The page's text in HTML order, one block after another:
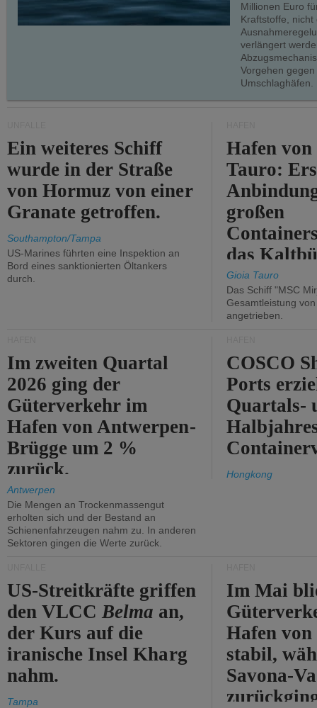
Millionen Euro
Kraftstoffe, nicht
verlängert
Vorgehen
Umschlaghäfen.
Ein weiteres Schiff
wurde in der Straße
von Hormuz von einer
Granate getroffen.
Southampton/Tampa
US-Marines führten eine Inspektion an
Bord eines sanktionierten Öltankers
durch.
Hafen
Tauro:
großen
das
Gioia Tauro
Das Schiff "MSC
Gesamtleistung
angetrieben.
Im zweiten Quartal
2026 ging der
Güterverkehr im
Hafen von Antwerpen-
Brügge um 2 %
zurück.
Antwerpen
Die Mengen an Trockenmassengut
erholten sich und der Bestand an
Schienenfahrzeugen nahm zu. In anderen
Sektoren gingen die Werte zurück.
COSCO
Ports
Quartals-
Hongkong
US-Streitkräfte griffen
den VLCCBelma an,
der Kurs auf die
iranische Insel Kharg
nahm.
Tampa
Im Mai
Hafen von
stabil,
Savona-